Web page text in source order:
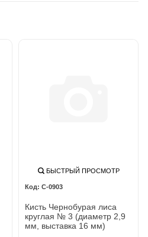
БЫСТРЫЙ ПРОСМОТР
C-0903
Кисть Чернобурая лиса
круглая № 3 (диаметр 2,9
мм, выставка 16 мм)